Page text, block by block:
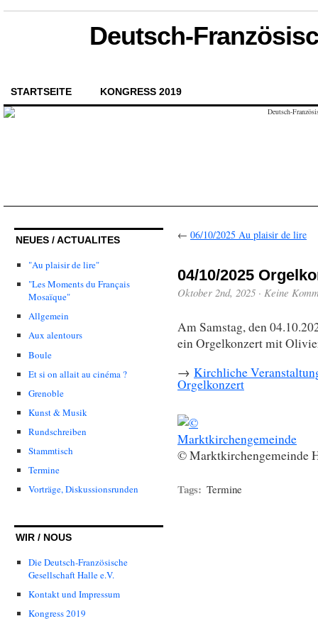
Deutsch-
STARTSEITE KONGRESS 2019
NEUES / ACTUALITES
"Au plaisir de lire"
"Les Moments du Français
Mosaïque"
Allgemein
Aux alentours
Boule
Et si on allait au cinéma ?
Grenoble
Kunst & Musik
Rundschreiben
Stammtisch
Termine
Vorträge, Diskussionsrunden
WIR / NOUS
Die Deutsch-Französische
Gesellschaft Halle e.V.
Kontakt und Impressum
Kongress 2019
← 06/10/2025 Au plaisir de lire
04/10/2025
Oktober 2nd, 2025 · Keine
Am Samstag, den
ein Orgelkonzert mit
→ Kirchliche
Orgelkonzert
© Marktkirchengemeinde
Tags: Termine